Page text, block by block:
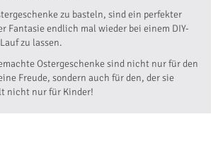
zu basteln, sind ein perfekter
Fantasie endlich mal wieder bei einem DIY-
zu lassen.
Ostergeschenke sind nicht nur für den
Freude, sondern auch für den, der sie
nicht nur für Kinder!